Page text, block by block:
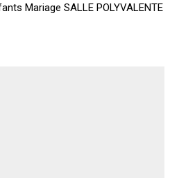
Mariage SALLE POLYVALENTE